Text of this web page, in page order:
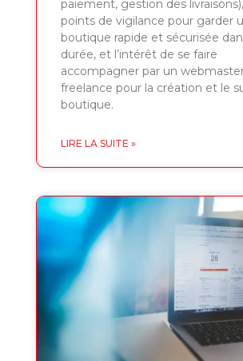
paiement, gestion des
points de vigilance pour garder
boutique rapide et sécurisée
durée, et l’intérêt de se faire
accompagner par un
freelance pour la création et le
boutique.
LIRE LA SUITE »